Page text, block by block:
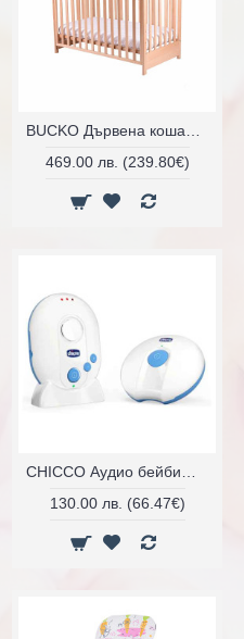
469.00 лв. (239.80€)
130.00 лв. (66.47€)